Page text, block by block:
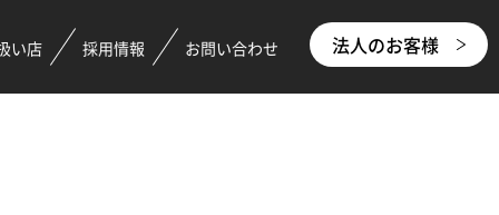
い店 採用情報 お問い合わせ 法人のお客様